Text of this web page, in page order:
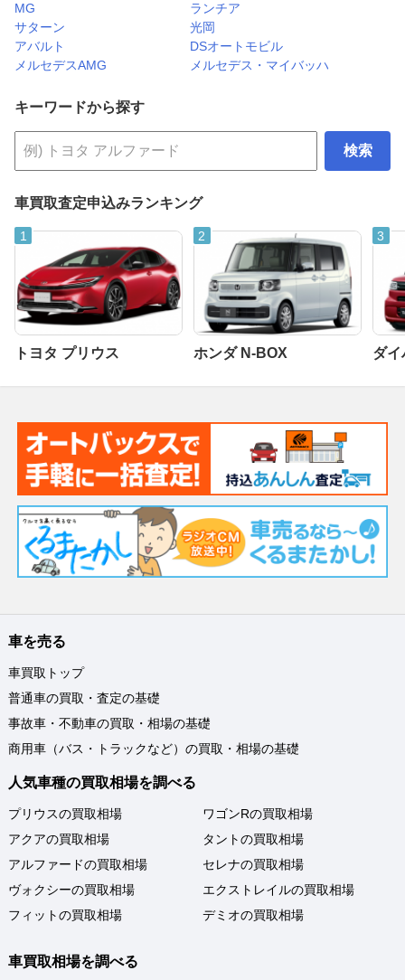
MG
ランチア
サターン
光岡
アバルト
DSオートモビル
メルセデスAMG
メルセデス・マイバッハ
キーワードから探す
検索
車買取査定申込みランキング
トヨタ プリウス ホンダ N-BOX ダイ
車を売る
車買取トップ
普通車の買取・査定の基礎
事故車・不動車の買取・相場の基礎
商用車（バス・トラックなど）の買取・相場の基礎
人気車種の買取相場を調べる
プリウスの買取相場
アクアの買取相場
アルファードの買取相場
ヴォクシーの買取相場
フィットの買取相場
ワゴンRの買取相場
タントの買取相場
セレナの買取相場
エクストレイルの買取相場
デミオの買取相場
車買取相場を調べる